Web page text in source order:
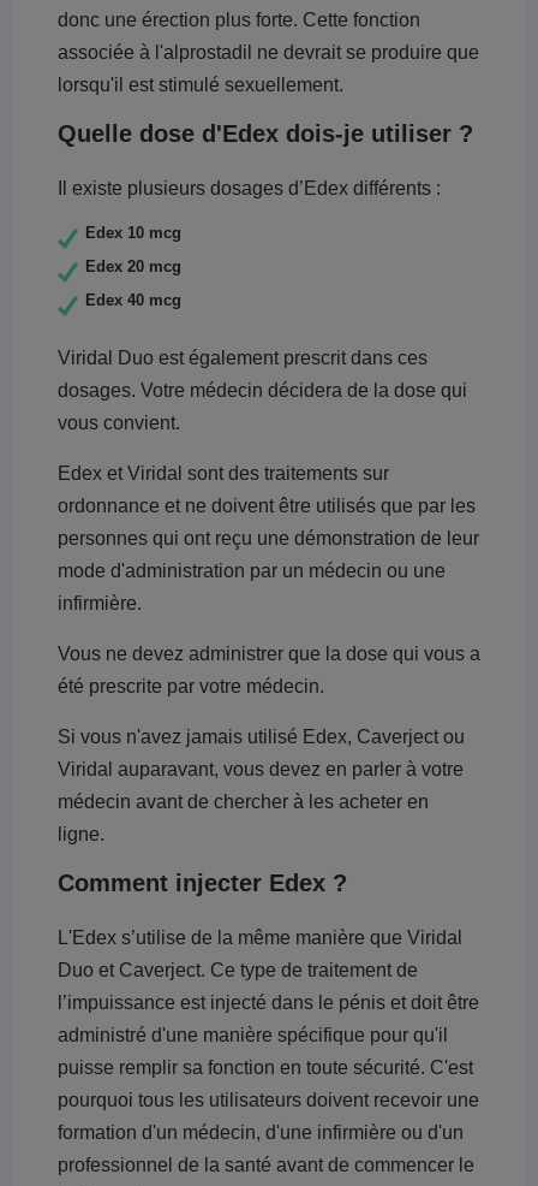
donc une érection plus forte. Cette fonction
associée à l'alprostadil ne devrait se produire que
lorsqu'il est stimulé sexuellement.
Quelle dose d'Edex dois-je utiliser ?
Il existe plusieurs dosages d’Edex différents :
Edex 10 mcg
Edex 20 mcg
Edex 40 mcg
Viridal Duo est également prescrit dans ces
dosages. Votre médecin décidera de la dose qui
vous convient.
Edex et Viridal sont des traitements sur
ordonnance et ne doivent être utilisés que par les
personnes qui ont reçu une démonstration de leur
mode d'administration par un médecin ou une
infirmière.
Vous ne devez administrer que la dose qui vous a
été prescrite par votre médecin.
Si vous n'avez jamais utilisé Edex, Caverject ou
Viridal auparavant, vous devez en parler à votre
médecin avant de chercher à les acheter en
ligne.
Comment injecter Edex ?
L'Edex s’utilise de la même manière que Viridal
Duo et Caverject. Ce type de traitement de
l’impuissance est injecté dans le pénis et doit être
administré d'une manière spécifique pour qu'il
puisse remplir sa fonction en toute sécurité. C'est
pourquoi tous les utilisateurs doivent recevoir une
formation d'un médecin, d'une infirmière ou d'un
professionnel de la santé avant de commencer le